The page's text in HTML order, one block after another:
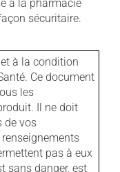
à la pharmacie
sécuritaire.
à la condition
Ce document
les
Il ne doit
de vos
pas à eux
sans danger, est